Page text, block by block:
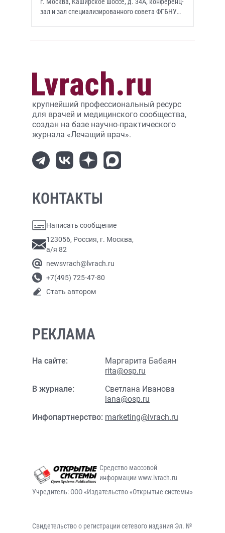
зал и зал специализированного совета ФГБНУ
крупнейший профессиональный ресурс
для врачей и медицинского сообщества,
создан на базе научно-практического
журнала «Лечащий врач».
КОНТАКТЫ
Написать сообщение
123056, Россия, г. Москва,
а/я 82
newsvrach@lvrach.ru
+7(495) 725-47-80
Стать автором
РЕКЛАМА
На сайте:
Маргарита Бабаян
rita@osp.ru
В журнале:
Светлана Иванова
lana@osp.ru
Инфопартнерство: marketing@lvrach.ru
Средство массовой
информации www.lvrach.ru
Учредитель: ООО «Издательство «Открытые системы»
Свидетельство о регистрации сетевого издания Эл. №